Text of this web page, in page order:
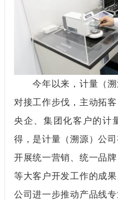
今年以来，计量（溯
对接工作步伐，主动拓
央企、集团化客户的计
得，是计量（溯源）公
开展统一营销、统一品
等大客户开发工作的成果
公司进一步推动产品线